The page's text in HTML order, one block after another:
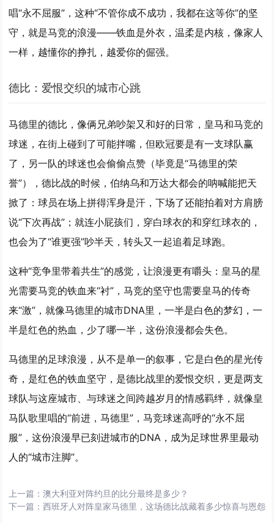
唱“永不屈服”，这种“不管你成不成功，我都在这等你”的坚
守，就是马竞的浪漫——铁血是外衣，温柔是内核，像家人
一样，越懂你的挣扎，越爱你的倔强。
德比：爱恨交织的城市心跳
马德里的德比，像俩兄弟吵架又和好的日常，皇马和马竞的
球迷，在街上碰到了可能拌嘴，但欧冠要是有一支球队赢
了，另一队的球迷也会偷偷点赞（毕竟是“马德里的荣
誉”），德比战的时候，伯纳乌和万达大都会的呐喊能把天
掀了：球员在场上拼得浑身是汗，下场了还能拍着对方肩膀
说“下次再战”；就连小屁孩们，穿白球衣的和穿红球衣的，
也会为了“谁更强”吵半天，转头又一起追着足球跑。
这种“竞争里带着共生”的感觉，让浪漫更有嚼头：皇马的星
光需要马竞的铁血来“衬”，马竞的坚守也需要皇马的传奇
来“激”，就像马德里的城市DNA里，一半是白色的梦幻，一
半是红色的热血，少了哪一半，这份浪漫都会失色。
马德里的足球浪漫，从不是单一的叙事，它是白色的星光传
奇，是红色的铁血坚守，是德比战里的爱恨交织，更是两支
球队与这座城市、与球迷之间跨越岁月的情感羁绊 ，就像皇
马队歌里唱的“前进，马德里”，马竞球迷高呼的“永不屈
服”，这份浪漫早已刻进城市的DNA，成为足球世界里最动
人的“城市注脚”。
上一篇：澳大利亚对阵约旦的比分最终是多少？
下一篇：西班牙人对阵皇家马德里，这场德比战藏着多少惊喜与恩怨？